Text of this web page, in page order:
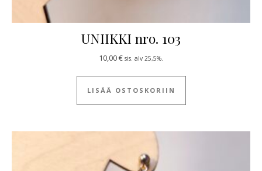
UNIIKKI nro. 103
10,00€ sis. alv 25,5%.
LISÄÄ OSTOSKORIIN